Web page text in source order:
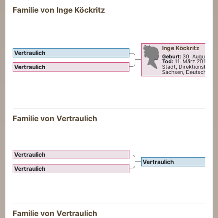
Familie von Inge Köckritz
Vertraulich
Vertraulich
IngeKöckritz
Geburt: 30. August
Tod: 11. März 2019
Stadt,
Sachsen, Deutschland
Familie von Vertraulich
Vertraulich
Vertraulich
Vertraulich
Familie von Vertraulich